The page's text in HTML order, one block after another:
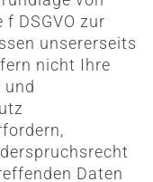
DSGVO zur
unsererseits
nicht Ihre
und
Daten